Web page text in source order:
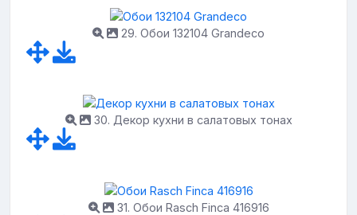
29. Обои 132104 Grandeco
30. Декор кухни в салатовых тонах
31. Обои Rasch Finca 416916